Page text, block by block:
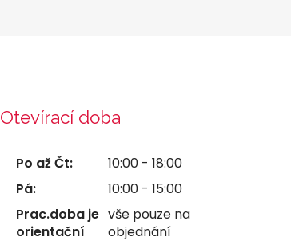
Otevírací doba
Po až Čt:
10:00 - 18:00
Pá:
10:00 - 15:00
Prac.doba je
orientační
vše pouze na
objednání